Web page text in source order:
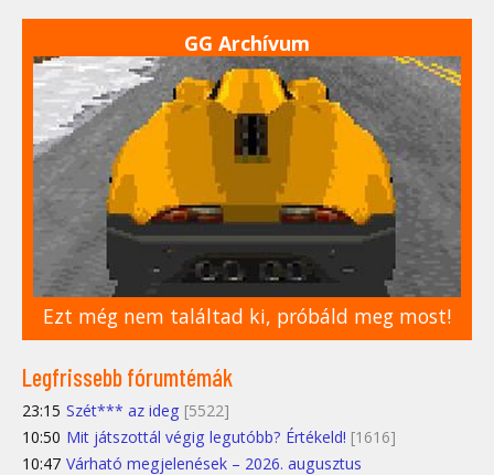
GG Archívum
Ezt még nem találtad ki, próbáld meg most!
Legfrissebb fórumtémák
23:15 Szét*** az ideg [5522]
10:50 Mit játszottál végig legutóbb? Értékeld! [1616]
10:47 Várható megjelenések – 2026. augusztus